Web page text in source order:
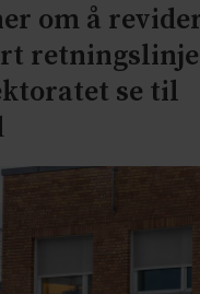
om å
se til